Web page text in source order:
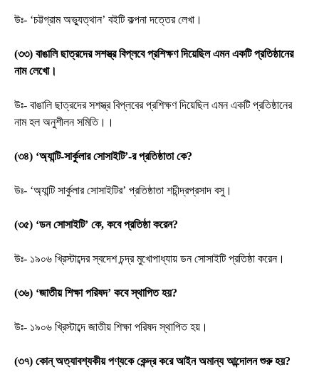
উঃ- ‘চট্টগ্রাম অভ্যুত্থান’ বইটি কল্পনা দত্তের লেখা।
(৩৩) বাঙালি ছাত্রদের সশস্ত্র বিপ্লবে প্রশিক্ষণ দিয়েছিল এমন একটি প্রতিষ্ঠানের
নাম লেখো।
উঃ- বাঙালি ছাত্রদের সশস্ত্র বিপ্লবের প্রশিক্ষণ দিয়েছিল এমন একটি প্রতিষ্ঠানের
নাম হল অনুশীলন সমিতি।।
(৩৪) ‘অ্যান্টি-সার্কুলার সোসাইটি’-র প্রতিষ্ঠাতা কে?
উঃ- ‘অ্যান্টি সার্কুলার সোসাইটির’ প্রতিষ্ঠাতা শচীন্দ্রপ্রসাদ বসু।
(৩৫) ‘ডন সোসাইটি’ কে, কবে প্রতিষ্ঠা করেন?
উঃ- ১৯০৬ খ্রিস্টাব্দের স্বদেশ চন্দ্র মুখোপাধ্যায় ডন সোসাইটি প্রতিষ্ঠা করেন।
(৩৬) ‘জাতীয় শিক্ষা পরিষদ’ কবে স্থাপিত হয়?
উঃ- ১৯০৬ খ্রিস্টাব্দে জাতীয় শিক্ষা পরিষদ স্থাপিত হয়।
(৩৭) কোন্ অত্যাবশ্যকীয় পণ্যকে কেন্দ্র করে আইন অমান্য আন্দোলন শুরু হয়?